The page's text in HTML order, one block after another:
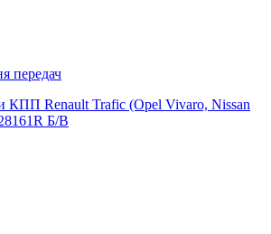
передач
Renault Trafic (Opel Vivaro, Nissan
Б/В